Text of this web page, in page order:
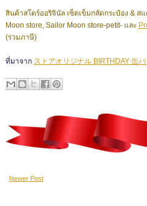
สินค้าสโตร์ออริจินัล เซ็ตเข็มกลัดกระป๋อง & สแ
Moon store, Sailor Moon store-petit- และ
(รวมภาษี)
ที่มาจาก ストアオリジナル BIRTHDAY 缶
Newer Post